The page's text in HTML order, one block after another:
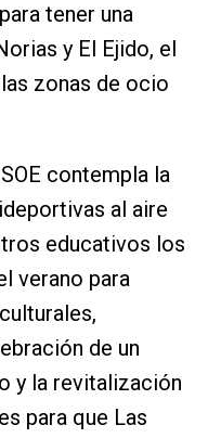
tener una
y El Ejido, el
zonas de ocio
contempla la
al aire
educativos los
verano para
de un
y la revitalización
para que Las